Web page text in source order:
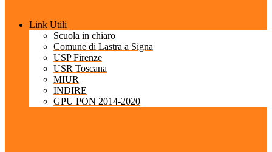
Link Utili
Scuola in chiaro
Comune di Lastra a Signa
USP Firenze
USR Toscana
MIUR
INDIRE
GPU PON 2014-2020